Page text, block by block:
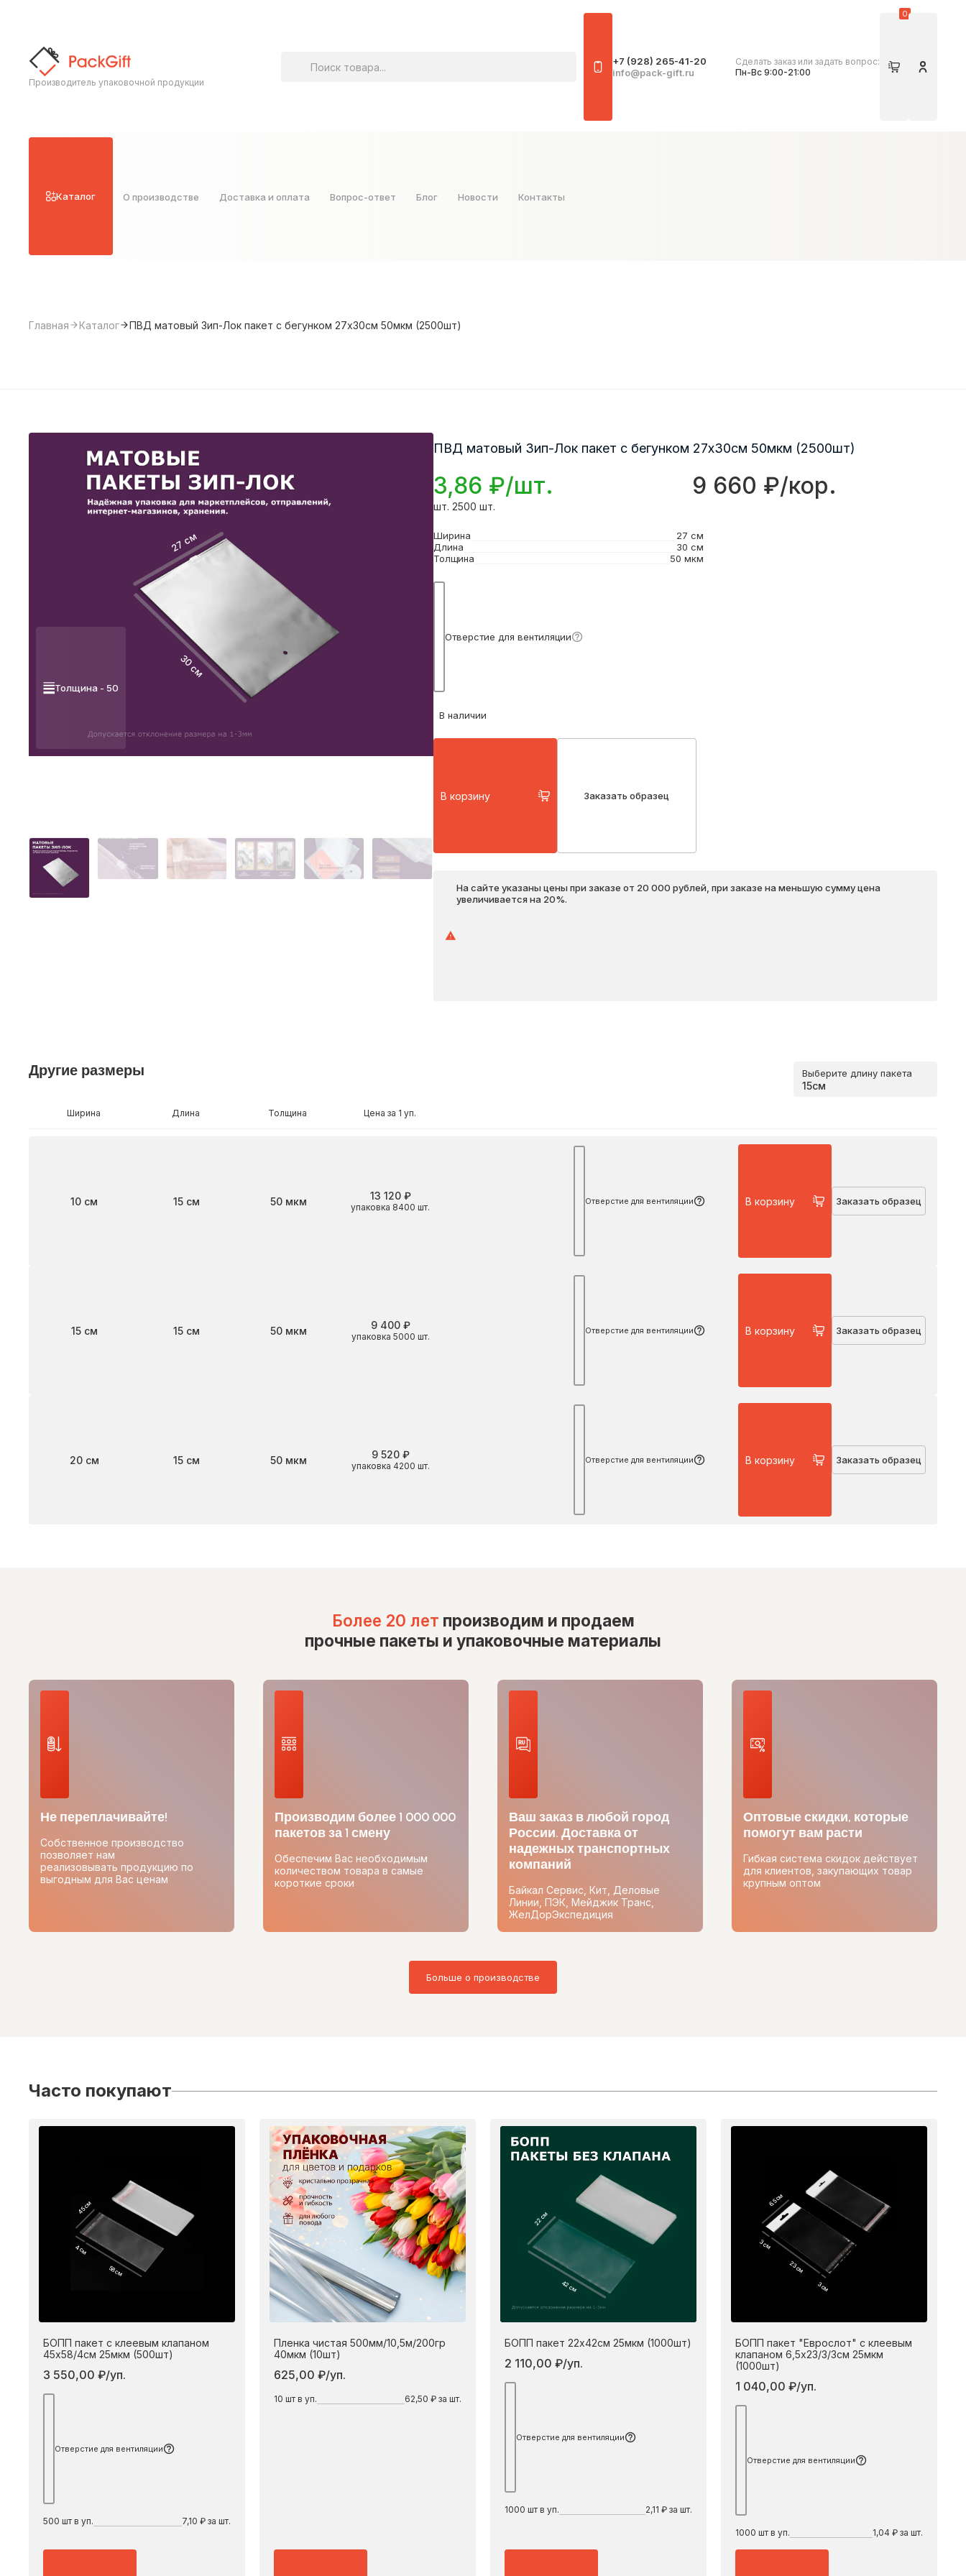
Производитель упаковочной продукции
+7 (928) 265-41-20
info@pack-gift.ru
Сделать заказ или задать вопрос:
Пн-Вс 9:00-21:00
Корзина
0
Личный
Каталог О производстве Доставка и оплата Вопрос-ответ Блог Новости Контакты
Главная Каталог ПВД матовый Зип-Лок пакет с бегунком 27х30см 50мкм (2500шт)
27 см
30 см
Толщина - 50
ПВД матовый Зип-Лок пакет с бегунком 27х30см 50мкм (2500шт)
3,86 ₽/шт. 9 660 ₽/кор.
шт. 2500 шт.
Ширина
27 см
Длина
30 см
Толщина
50 мкм
Отверстие для вентиляции
В наличии
В корзину Заказать образец
На сайте указаны цены при заказе от 20 000 рублей, при заказе на меньшую сумму цена
увеличивается на 20%.
Другие размеры Выберите длину пакета
Ширина Длина Толщина Цена за 1 уп.
10 см 15 см Толщина50 мкм упаковка 8400 шт.
13 120 ₽ Отверстие для вентиляции В корзину Заказать образец
15 см 15 см Толщина50 мкм упаковка 5000 шт.
9 400 ₽ Отверстие для вентиляции В корзину Заказать образец
20 см 15 см Толщина50 мкм упаковка 4200 шт.
9 520 ₽ Отверстие для вентиляции В корзину Заказать образец
Более 20 лет производим и продаем
прочные пакеты и упаковочные материалы
Не переплачивайте!
Собственное производство
позволяет нам
реализовывать продукцию по
выгодным для Вас ценам
Производим более 1 000 000
пакетов за 1 смену
Обеспечим Вас необходимым
количеством товара в самые
короткие сроки
Ваш заказ в любой город
России. Доставка от
надежных транспортных
компаний
Байкал Сервис, Кит, Деловые
Линии, ПЭК, Мейджик Транс,
ЖелДорЭкспедиция
Оптовые скидки, которые
помогут вам расти
Гибкая система скидок действует
для клиентов, закупающих товар
крупным оптом
Больше о производстве
Часто покупают
45 см
4 см
58 см
БОПП пакет с клеевым клапаном
45х58/4см 25мкм (500шт)
3 550,00 ₽/уп.
Отверстие для вентиляции
500 шт в уп. 7,10 ₽ за шт.
Пленка чистая 500мм/10,5м/200гр
40мкм (10шт)
625,00 ₽/уп.
10 шт в уп. 62,50 ₽ за шт.
22 см
42 см
БОПП пакет 22х42см 25мкм (1000шт)
2 110,00 ₽/уп.
Отверстие для вентиляции
1000 шт в уп. 2,11 ₽ за шт.
6.5 см
23 см
3 см
3 см
БОПП пакет "Еврослот" с клеевым
клапаном 6,5х23/3/3см 25мкм
(1000шт)
1 040,00 ₽/уп.
Отверстие для вентиляции
1000 шт в уп. 1,04 ₽ за шт.